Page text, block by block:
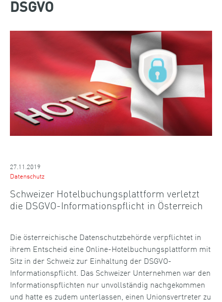
DSGVO
27.11.2019
Datenschutz
Schweizer Hotelbuchungsplattform verletzt
die DSGVO-Informationspflicht in Österreich
Die österreichische Datenschutzbehörde verpflichtet in
ihrem Entscheid eine Online-Hotelbuchungsplattform mit
Sitz in der Schweiz zur Einhaltung der DSGVO-
Informationspflicht. Das Schweizer Unternehmen war den
Informationspflichten nur unvollständig nachgekommen
und hatte es zudem unterlassen, einen Unionsvertreter zu